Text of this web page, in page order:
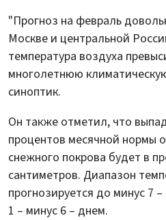
"Прогноз на февраль
Москве и центральной
температура воздуха
многолетнюю
синоптик.
Он также отметил, что
процентов месячной нормы
снежного покрова будет в
сантиметров. Диапазон
прогнозируется до минус 7
1 – минус 6 – днем.